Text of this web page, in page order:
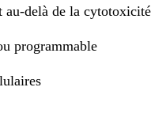
au-delà de la cytotoxicité
programmable